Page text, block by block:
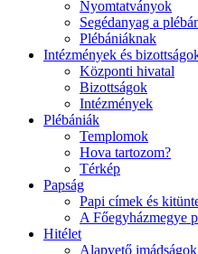
Nyomtatványok
Segédanyag a
Plébániáknak
Intézmények és
Központi hivatal
Bizottságok
Intézmények
Plébániák
Templomok
Hova tartozom?
Térkép
Papság
Papi címek és
A Főegyházmegye
Hitélet
Alapvető imádságok